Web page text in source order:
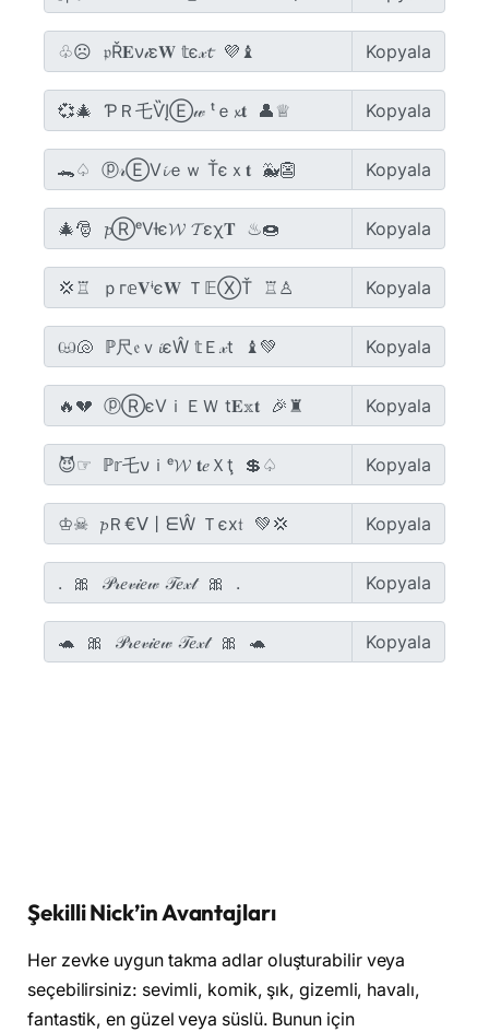
Şekilli Nick’in Avantajları
Her zevke uygun takma adlar oluşturabilir veya
seçebilirsiniz: sevimli, komik, şık, gizemli, havalı,
fantastik, en güzel veya süslü. Bunun için